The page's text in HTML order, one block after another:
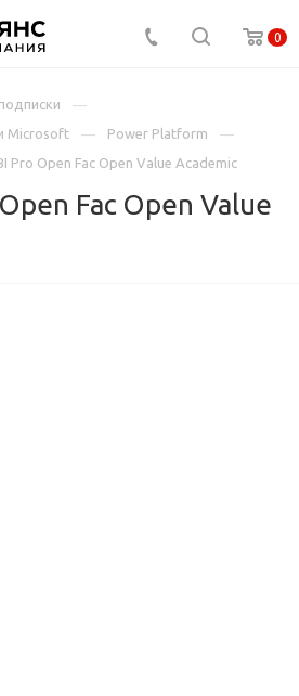
0
Microsoft
Power Platform
Pro Open Fac Open Value Academic
Fac Open Value